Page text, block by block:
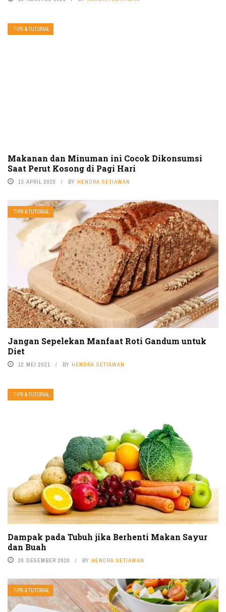
TIPS & TUTORIAL
Makanan dan Minuman ini Cocok Dikonsumsi
Saat Perut Kosong di Pagi Hari
13 APRIL 2020 BY HENDRA SETIAWAN
TIPS & TUTORIAL
Jangan Sepelekan Manfaat Roti Gandum untuk
Diet
12 MEI 2021 BY HENDRA SETIAWAN
TIPS & TUTORIAL
Dampak pada Tubuh jika Berhenti Makan Sayur
dan Buah
28 DESEMBER 2020 BY HENDRA SETIAWAN
TIPS & TUTORIAL